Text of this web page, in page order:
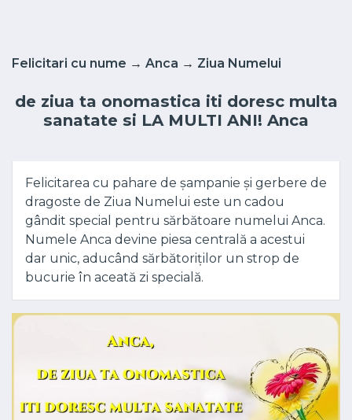
Felicitari cu nume → Anca → Ziua Numelui
de ziua ta onomastica iti doresc multa
sanatate si LA MULTI ANI! Anca
Felicitarea cu pahare de șampanie și gerbere de
dragoste de Ziua Numelui este un cadou
gândit special pentru sărbătoare numelui Anca.
Numele Anca devine piesa centrală a acestui
dar unic, aducând sărbătoriților un strop de
bucurie în aceată zi specială.